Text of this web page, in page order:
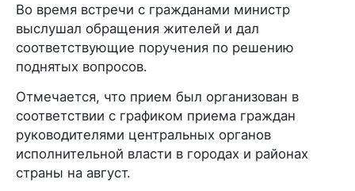
Во время встречи с гражданами министр
выслушал обращения жителей и дал
соответствующие поручения по решению
поднятых вопросов.
Отмечается, что прием был организован в
соответствии с графиком приема граждан
руководителями центральных органов
исполнительной власти в городах и районах
страны на август.